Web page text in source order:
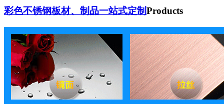
彩色不锈钢板材、制品一站式定制Products